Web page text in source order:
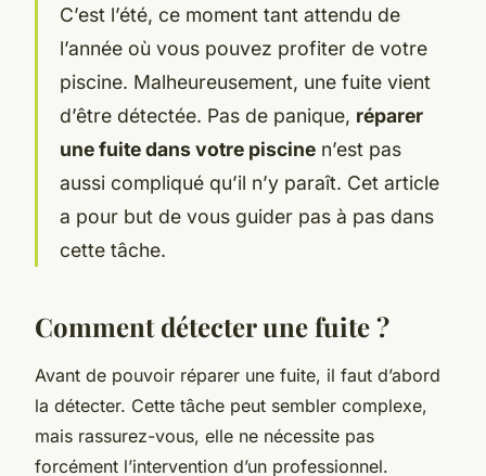
C’est l’été, ce moment tant attendu de
l’année où vous pouvez profiter de votre
piscine. Malheureusement, une fuite vient
d’être détectée. Pas de panique, réparer
une fuite dans votre piscine n’est pas
aussi compliqué qu’il n’y paraît. Cet article
a pour but de vous guider pas à pas dans
cette tâche.
Comment détecter une fuite ?
Avant de pouvoir réparer une fuite, il faut d’abord
la détecter. Cette tâche peut sembler complexe,
mais rassurez-vous, elle ne nécessite pas
forcément l’intervention d’un professionnel.